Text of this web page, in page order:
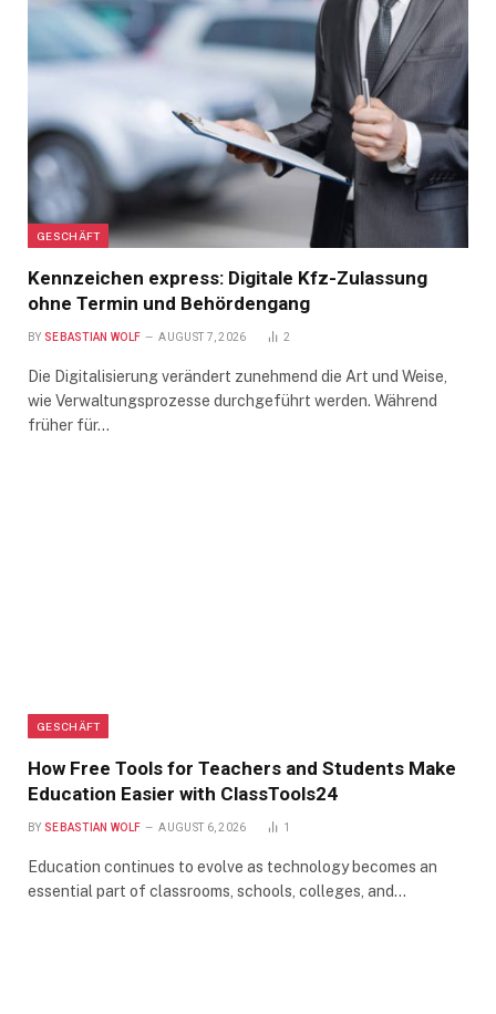
GESCHÄFT
Kennzeichen express: Digitale Kfz-Zulassung
ohne Termin und Behördengang
BY SEBASTIAN WOLF AUGUST 7, 2026 2
Die Digitalisierung verändert zunehmend die Art und Weise,
wie Verwaltungsprozesse durchgeführt werden. Während
früher für…
GESCHÄFT
How Free Tools for Teachers and Students Make
Education Easier with ClassTools24
BY SEBASTIAN WOLF AUGUST 6, 2026 1
Education continues to evolve as technology becomes an
essential part of classrooms, schools, colleges, and…